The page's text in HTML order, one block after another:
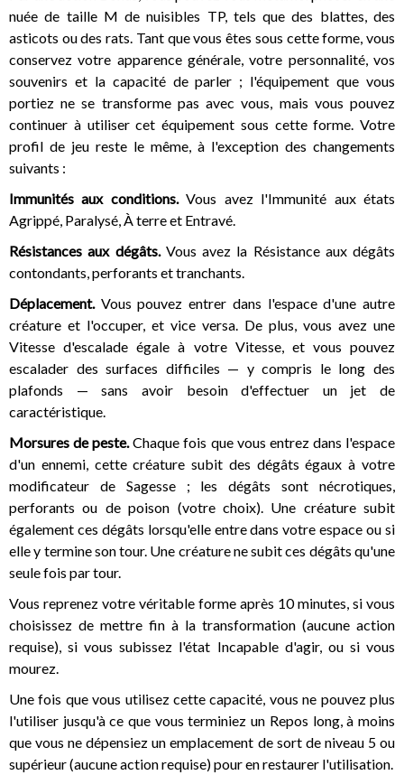
nuée de taille M de nuisibles TP, tels que des blattes, des
asticots ou des rats. Tant que vous êtes sous cette forme, vous
conservez votre apparence générale, votre personnalité, vos
souvenirs et la capacité de parler ; l'équipement que vous
portiez ne se transforme pas avec vous, mais vous pouvez
continuer à utiliser cet équipement sous cette forme. Votre
profil de jeu reste le même, à l'exception des changements
suivants :
Immunités aux conditions.Vous avez l'Immunité aux états
Agrippé, Paralysé, À terre et Entravé.
Résistances aux dégâts.Vous avez la Résistance aux dégâts
contondants, perforants et tranchants.
Déplacement.Vous pouvez entrer dans l'espace d'une autre
créature et l'occuper, et vice versa. De plus, vous avez une
Vitesse d'escalade égale à votre Vitesse, et vous pouvez
escalader des surfaces difficiles — y compris le long des
plafonds — sans avoir besoin d'effectuer un jet de
caractéristique.
Morsures de peste.Chaque fois que vous entrez dans l'espace
d'un ennemi, cette créature subit des dégâts égaux à votre
modificateur de Sagesse ; les dégâts sont nécrotiques,
perforants ou de poison (votre choix). Une créature subit
également ces dégâts lorsqu'elle entre dans votre espace ou si
elle y termine son tour. Une créature ne subit ces dégâts qu'une
seule fois par tour.
Vous reprenez votre véritable forme après 10 minutes, si vous
choisissez de mettre fin à la transformation (aucune action
requise), si vous subissez l'état Incapable d'agir, ou si vous
mourez.
Une fois que vous utilisez cette capacité, vous ne pouvez plus
l'utiliser jusqu'à ce que vous terminiez un Repos long, à moins
que vous ne dépensiez un emplacement de sort de niveau 5 ou
supérieur (aucune action requise) pour en restaurer l'utilisation.